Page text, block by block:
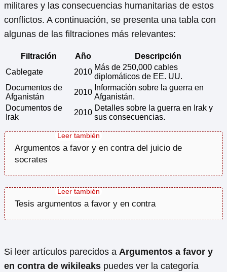
militares y las consecuencias humanitarias de estos
conflictos. A continuación, se presenta una tabla con
algunas de las filtraciones más relevantes:
Filtración Año
Descripción
Cablegate
2010
Más de 250,000 cables
diplomáticos de EE. UU.
Documentos de
Afganistán
2010
Información sobre la guerra en
Afganistán.
Documentos de
Irak
2010
Detalles sobre la guerra en Irak y
sus consecuencias.
Argumentos a favor y en contra del juicio de
socrates
Tesis argumentos a favor y en contra
Si leer artículos parecidos a Argumentos a favor y
en contra de wikileaks puedes ver la categoría